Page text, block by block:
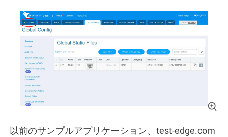
以前のサンプルアプリケーション、test-edge.com